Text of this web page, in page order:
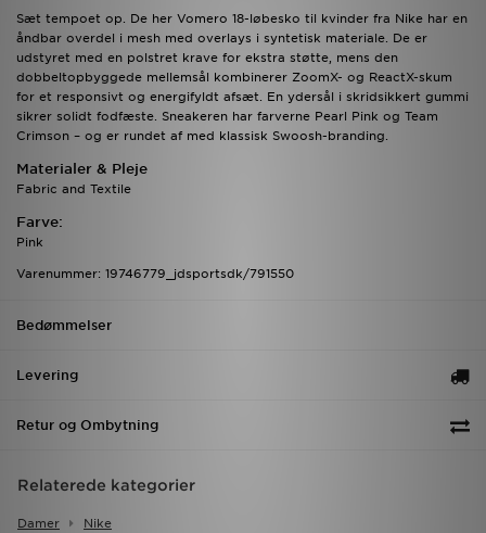
Sæt tempoet op. De her Vomero 18-løbesko til kvinder fra Nike har en
åndbar overdel i mesh med overlays i syntetisk materiale. De er
udstyret med en polstret krave for ekstra støtte, mens den
dobbeltopbyggede mellemsål kombinerer ZoomX- og ReactX-skum
for et responsivt og energifyldt afsæt. En ydersål i skridsikkert gummi
sikrer solidt fodfæste. Sneakeren har farverne Pearl Pink og Team
Crimson – og er rundet af med klassisk Swoosh-branding.
Materialer & Pleje
Fabric and Textile
Farve:
Pink
Varenummer: 19746779_jdsportsdk/791550
Bedømmelser
Levering
Retur og Ombytning
Relaterede kategorier
Damer Nike